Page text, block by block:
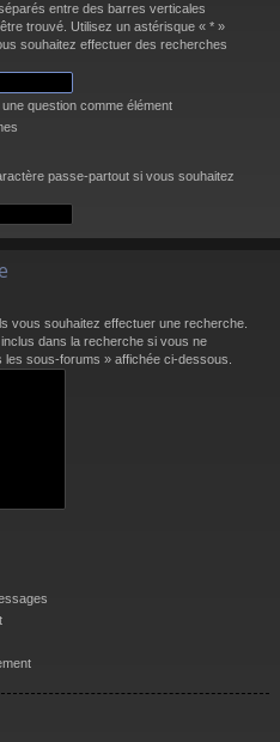
entre des barres verticales
trouvé. Utilisez un astérisque « * »
souhaitez effectuer des recherches
question comme élément
passe-partout si vous souhaitez
vous souhaitez effectuer une recherche.
dans la recherche si vous ne
sous-forums » affichée ci-dessous.